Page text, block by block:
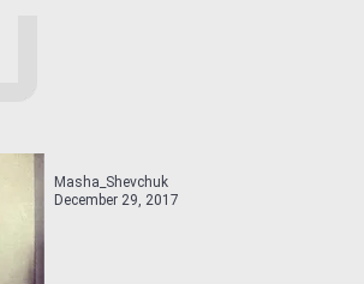
Masha_Shevchuk
December 29, 2017